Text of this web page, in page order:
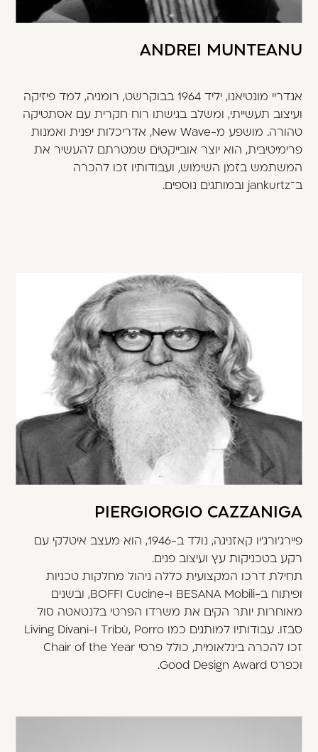
ANDREI MUNTEANU
אנדריי מונטיאנו, יליד 1964 בבוקרשט, רומניה, למד פיזיקה
ועיצוב תעשייתי, ומשלב בגישתו רוח חקרית עם אסתטיקה
טהורה. מושפע מ-New Wave, אדריכלות יפנית ואמנות
פרימיטיבית, הוא יוצר אובייקטים שמטרתם להעשיר את
המשתמש בזמן השימוש, ועבודותיו זכו להכרה
ב־jankurtz ובמותגים נוספים.
PIERGIORGIO CAZZANIGA
פיירג׳ורג׳יו קאזניגה, נולד ב-1946, הוא מעצב איטלקי עם
רקע בטכניקות עץ ועיצוב פנים.
תחילת דרכו המקצועית כללה ניהול מחלקות טכניות
ופיתוח ב-BESANA Mobili ו-BOFFI Cucine, ובשנים
מאוחרות יותר הקים את משרדו הפרטי בלנטאטה סול
סבזו. עבודותיו למותגים כמו Tribù, Porro ו-Living Divani
זכו להכרה בינלאומית, כולל פרסי Chair of the Year
וכפרס Good Design Award.